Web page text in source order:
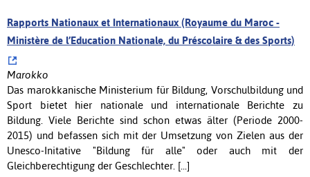
Rapports Nationaux et Internationaux (Royaume du Maroc -
Ministère de l’Education Nationale, du Préscolaire & des Sports)
Marokko
Das marokkanische Ministerium für Bildung, Vorschulbildung und
Sport bietet hier nationale und internationale Berichte zu
Bildung. Viele Berichte sind schon etwas älter (Periode 2000-
2015) und befassen sich mit der Umsetzung von Zielen aus der
Unesco-Initative "Bildung für alle" oder auch mit der
Gleichberechtigung der Geschlechter. [...]